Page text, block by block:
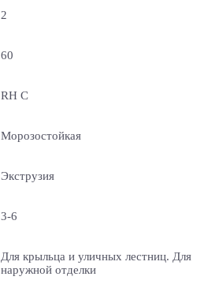
2
60
RH C
Морозостойкая
Экструзия
3-6
Для крыльца и уличных лестниц. Для
наружной отделки